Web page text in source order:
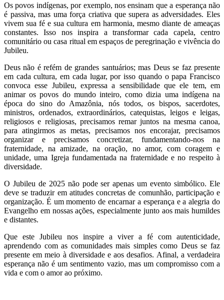
Os povos indígenas, por exemplo, nos ensinam que a esperança não
é passiva, mas uma força criativa que supera as adversidades. Eles
vivem sua fé e sua cultura em harmonia, mesmo diante de ameaças
constantes. Isso nos inspira a transformar cada capela, centro
comunitário ou casa ritual em espaços de peregrinação e vivência do
Jubileu.
Deus não é refém de grandes santuários; mas Deus se faz presente
em cada cultura, em cada lugar, por isso quando o papa Francisco
convoca esse Jubileu, expressa a sensibilidade que ele tem, em
animar os povos do mundo inteiro, como dizia uma indígena na
época do sino do Amazônia, nós todos, os bispos, sacerdotes,
ministros, ordenados, extraordinários, catequistas, leigos e leigas,
religiosos e religiosas, precisamos remar juntos na mesma canoa,
para atingirmos as metas, precisamos nos encorajar, precisamos
organizar e precisamos concretizar, fundamentando-nos na
fraternidade, na amizade, na oração, no amor, com coragem e
unidade, uma Igreja fundamentada na fraternidade e no respeito à
diversidade.
O Jubileu de 2025 não pode ser apenas um evento simbólico. Ele
deve se traduzir em atitudes concretas de comunhão, participação e
organização. É um momento de encarnar a esperança e a alegria do
Evangelho em nossas ações, especialmente junto aos mais humildes
e distantes.
Que este Jubileu nos inspire a viver a fé com autenticidade,
aprendendo com as comunidades mais simples como Deus se faz
presente em meio à diversidade e aos desafios. Afinal, a verdadeira
esperança não é um sentimento vazio, mas um compromisso com a
vida e com o amor ao próximo.